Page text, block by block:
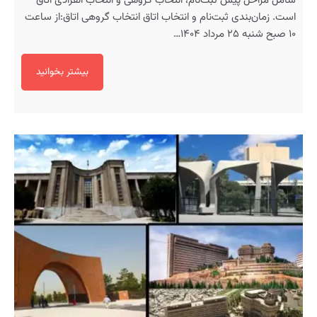
است. زمان‌بندی ثبت‌نام و انتخاب اتاق انتخاب گروهی اتاق:از ساعت
۱۰ صبح شنبه ۲۵ مرداد ۱۴۰۴…
بیشتر بخوانید